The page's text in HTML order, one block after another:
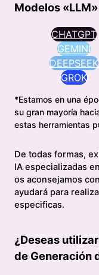
Modelos «LLM»
CHATGPT
GEMINI
DEEPSEEK
GROK
*Estamos en una
su gran mayoría
estas herramientas
De todas formas,
IA especializadas
os aconsejamos
ayudará para
especificas.
¿Deseas
de Generación